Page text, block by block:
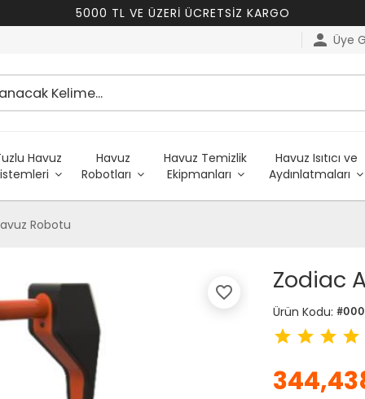
5000 TL VE ÜZERİ ÜCRETSİZ KARGO
person Üye
Havuz
Havuz
Robotları
Havuz Temizlik
Ekipmanları
Havuz Isıtıcı ve
Aydınlatmaları
Robotu
favorite_border Zodiac
Ürün Kodu:
star star star star